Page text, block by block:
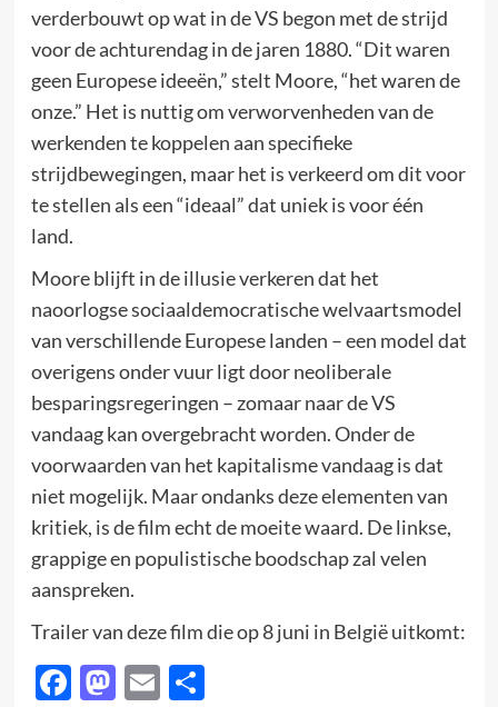
verderbouwt op wat in de VS begon met de strijd
voor de achturendag in de jaren 1880. “Dit waren
geen Europese ideeën,” stelt Moore, “het waren de
onze.” Het is nuttig om verworvenheden van de
werkenden te koppelen aan specifieke
strijdbewegingen, maar het is verkeerd om dit voor
te stellen als een “ideaal” dat uniek is voor één
land.
Moore blijft in de illusie verkeren dat het
naoorlogse sociaaldemocratische welvaartsmodel
van verschillende Europese landen – een model dat
overigens onder vuur ligt door neoliberale
besparingsregeringen – zomaar naar de VS
vandaag kan overgebracht worden. Onder de
voorwaarden van het kapitalisme vandaag is dat
niet mogelijk. Maar ondanks deze elementen van
kritiek, is de film echt de moeite waard. De linkse,
grappige en populistische boodschap zal velen
aanspreken.
Trailer van deze film die op 8 juni in België uitkomt:
Facebook
Mastodon
EmailDelen